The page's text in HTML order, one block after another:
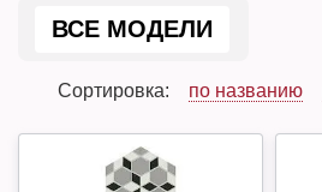
ВСЕ МОДЕЛИ
Сортировка: по названию